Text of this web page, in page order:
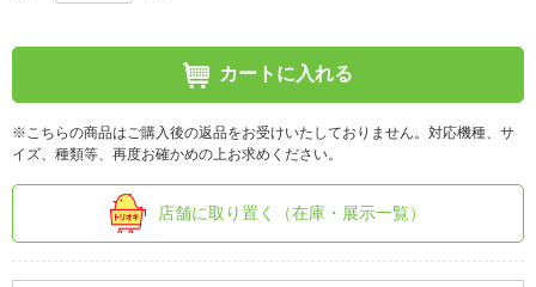
カートに入れる
※こちらの商品はご購入後の返品をお受けいたしておりません。対応機種、サ
イズ、種類等、再度お確かめの上お求めください。
店舗に取り置く（在庫・展示一覧）